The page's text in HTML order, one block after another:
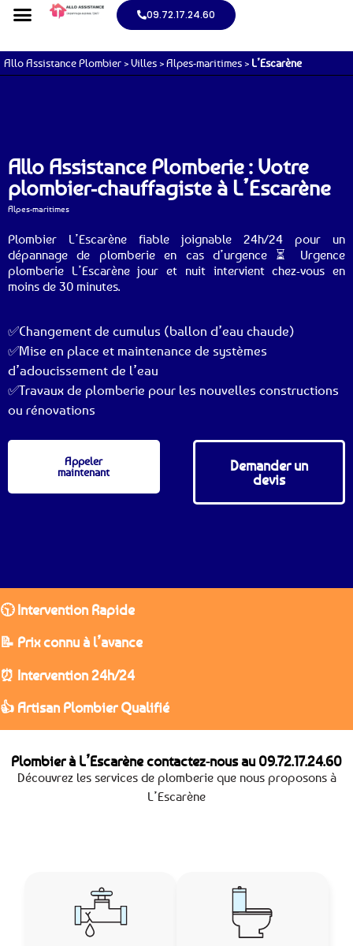
09.72.17.24.60
Allo Assistance Plombier >Villes >Alpes-maritimes > L’Escarène
Allo Assistance Plomberie : Votre
plombier-chauffagiste à L’Escarène
Alpes-maritimes
Plombier L’Escarène fiable joignable 24h/24 pour un
dépannage de plomberie en cas d’urgence ⏳ Urgence
plomberie L’Escarène jour et nuit intervient chez-vous en
moins de 30 minutes.
✅Changement de cumulus (ballon d’eau chaude)
✅Mise en place et maintenance de systèmes
d’adoucissement de l’eau
✅Travaux de plomberie pour les nouvelles constructions
ou rénovations
Appeler
maintenant
Demander un
devis
🕥 Intervention Rapide
📝 Prix connu à l’avance
⏰ Intervention 24h/24
👍 Artisan Plombier Qualifié
Plombier à L’Escarène contactez-nous au 09.72.17.24.60
Découvrez les services de plomberie que nous proposons à
L’Escarène